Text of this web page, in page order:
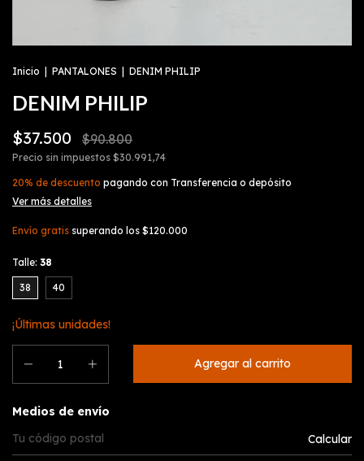
Inicio PANTALONES DENIM PHILIP
DENIM PHILIP
$37.500 $90.800
Precio sin impuestos $30.991,74
20% de descuento pagando con Transferencia o depósito
Ver más detalles
Envío gratis superando los $120.000
Talle: 38
38 40
¡Últimas unidades!
Entregas para el CP:
Medios de envío
Calcular